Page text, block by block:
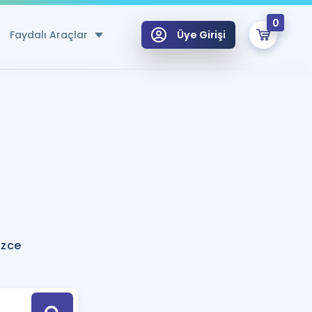
Faydalı Araçlar
Hesaplama Aracı
için Öneriler
Tek Takvimde
Üye Girişi
0